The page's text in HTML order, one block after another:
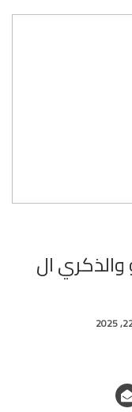
والذكري ال